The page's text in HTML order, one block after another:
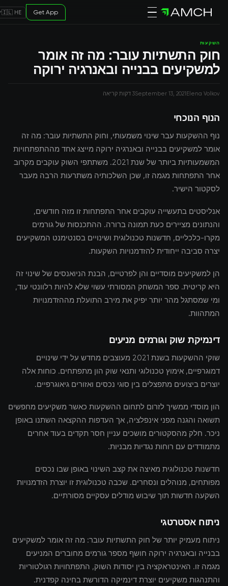
🇮🇱 HE Get App
השקעות
חוק התשתיות עובר: מה זה אומר
למשקיעים בבנייה ובאנרגיה ירוקה
Elena Volkov
September 13, 20213 דקות קריאה
הנוף הנוכחי
נוף ההשקעות עבר שינוי משמעותי, וחוק התשתיות עובר: מה זה
אומר למשקיעים בבנייה ובאנרגיה ירוקה מייצג אחד מההתפתחויות
המשמעותיות ביותר של שנת 2021. משתתפי השוק עוקבים מקרוב
אחר התפתחות מגמה זו, שכן השלכותיה משתרעות הרבה מעבר
לסקטור הישיר.
אנליסטים בתעשייה עוקבים אחר התפתחות זו מזה חודשים,
והנתונים מציירים כעת תמונה ברורה. ההתכנסות של גורמים
מקרו-כלכליים, חדשנות טכנולוגית ושינויים בסנטימנט המשקיעים
יצרה סביבה ייחודית להזדמנויות השקעות.
הן למשקיעים מוסדיים והן לפרטיים, הבנת הניואנסים של שינוי זה
היא קריטית. ספר המשחק המסורתי עשוי שלא להיות רלוונטי עוד,
ומי שמסתגל מהר יותר יפיק את מירב התועלת מההזדמנויות
המתהוות.
דינמיקת שוק וגורמים מניעים
שוקי ההשקעות בשנת 2021 מעוצבים מחדש על ידי שינויים
דמוגרפיים, אימוץ טכנולוגי ותנאי שוק הון מתפתחים. כוחות אלה
יוצרים ביצועים מתפצלים בין סוגי נכסים ואזורים גיאוגרפיים.
הון מוסדי ממשיך לזרום לתחום ההשקעות כאשר משקיעים מחפשים
תשואה והגנה מפני אינפלציה, אך העדפות ההקצאה השתנו באופן
ניכר. חלק מהסקטורים מושכים עניין חסר תקדים בעוד אחרים
מתמודדים עם רוחות נגדיות מבניות.
חדשנות טכנולוגית מאיצה את קצב השינוי באופן שבו נכסים
מפותחים, מנוהלים ונסחרים. שכבה טכנולוגית זו יוצרת הזדמנויות
השקעה חדשות תוך שיבוש מודלים עסקיים מסורתיים.
ניתוח אסטרטגי
ניתוח מעמיק יותר של חוק התשתיות עובר: מה זה אומר למשקיעים
בבנייה ובאנרגיה ירוקה חושף מספר גורמים מחוברים המניעים
מגמה זו. האינטראקציה בין יסודות השוק, התפתחויות רגולטוריות
והתנהגות משקיעים יוצרת דינמיקה הדורשת בחינה קפדנית.